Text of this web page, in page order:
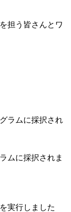
担う皆さんとワ
ムに採択されま